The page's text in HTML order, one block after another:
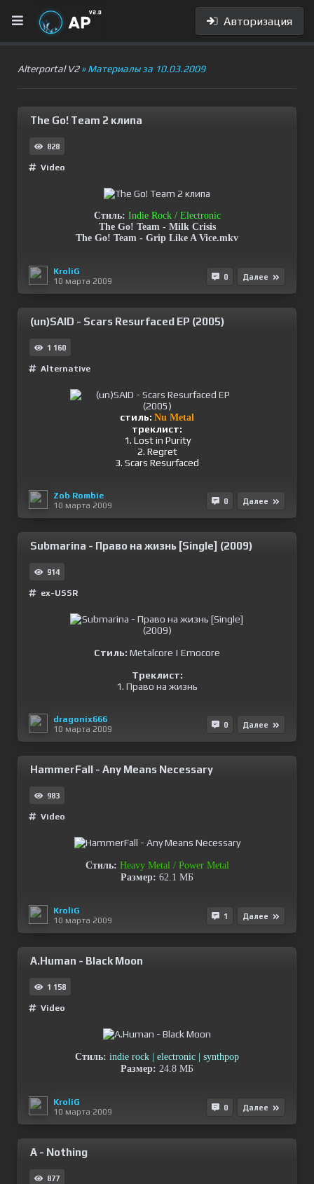
Авторизация
Alterportal V2» Материалы за 10.03.2009
The Go! Team 2 клипа
828
Video
Стиль: Indie Rock / Electronic
The Go! Team - Milk Crisis
The Go! Team - Grip Like A Vice.mkv
KroliG
10 марта 2009
0 Далее
(un)SAID - Scars Resurfaced EP (2005)
1 160
Alternative
cтиль: Nu Metal
треклист:
1. Lost in Purity
2. Regret
3. Scars Resurfaced
Zob Rombie
10 марта 2009
0 Далее
Submarina - Право на жизнь [Single] (2009)
914
ex-USSR
Стиль: Metalcore | Emocore
Треклист:
1. Право на жизнь
dragonix666
10 марта 2009
0 Далее
HammerFall - Any Means Necessary
983
Video
Стиль: Heavy Metal / Power Metal
Размер: 62.1 МБ
KroliG
10 марта 2009
1 Далее
A.Human - Black Moon
1 158
Video
Cтиль: indie rock | electronic | synthpop
Размер: 24.8 МБ
KroliG
10 марта 2009
0 Далее
A - Nothing
877